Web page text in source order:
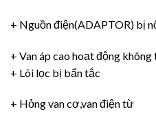
+ Nguồn điện(ADAPTOR) bị
+ Van áp cao hoạt động không
+ Lõi lọc bị bẩn tắc
+ Hỏng van cơ,van điện từ